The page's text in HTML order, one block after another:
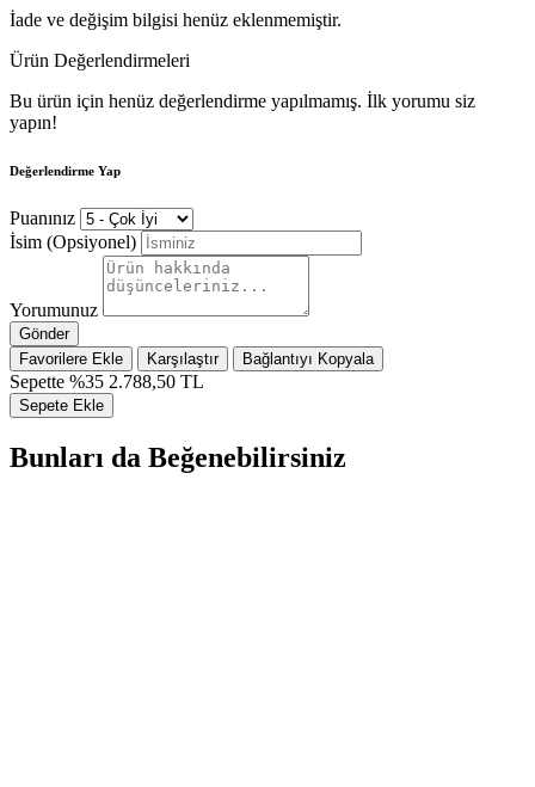
İade ve değişim bilgisi henüz eklenmemiştir.
Ürün Değerlendirmeleri
Bu ürün için henüz değerlendirme yapılmamış. İlk yorumu siz
yapın!
Değerlendirme Yap
Puanınız
İsim (Opsiyonel)
Yorumunuz
Gönder
Favorilere Ekle
Karşılaştır Bağlantıyı Kopyala
Sepette %35 2.788,50 TL
Sepete Ekle
Bunları da Beğenebilirsiniz